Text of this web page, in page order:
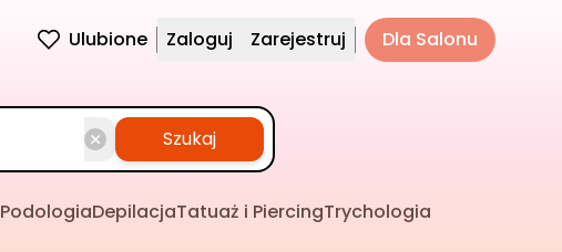
Ulubione Zaloguj Zarejestruj Dla Salonu
Szukaj
PodologiaDepilacjaTatuaż i PiercingTrychologia